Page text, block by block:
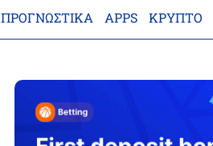
ΠΡΟΓΝΩΣΤΙΚΑ APPS ΚΡΎΠΤΟ